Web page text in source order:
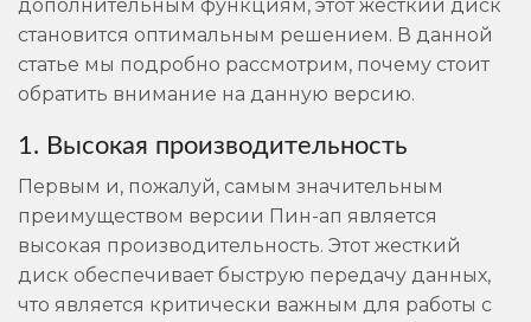
дополнительным функциям, этот жесткий диск
становится оптимальным решением. В данной
статье мы подробно рассмотрим, почему стоит
обратить внимание на данную версию.
1. Высокая производительность
Первым и, пожалуй, самым значительным
преимуществом версии Пин-ап является
высокая производительность. Этот жесткий
диск обеспечивает быструю передачу данных,
что является критически важным для работы с